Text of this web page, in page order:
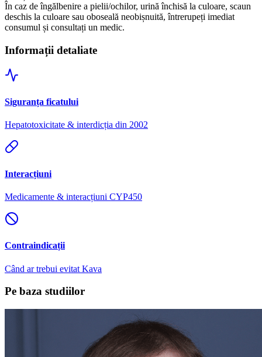
În caz de îngălbenire a pielii/ochilor, urină închisă la culoare, scaun
deschis la culoare sau oboseală neobișnuită, întrerupeți imediat
consumul și consultați un medic.
Informații detaliate
Siguranța ficatului
Hepatotoxicitate & interdicția din 2002
Interacțiuni
Medicamente & interacțiuni CYP450
Contraindicații
Când ar trebui evitat Kava
Pe baza studiilor